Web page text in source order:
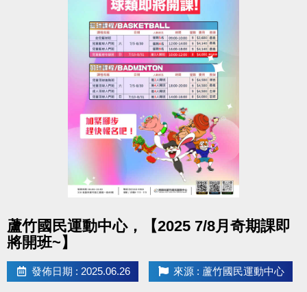
蘆竹國民運動中心，【2025 7/8月奇期課即
將開班~】
發佈日期 : 2025.06.26 來源 : 蘆竹國民運動中心